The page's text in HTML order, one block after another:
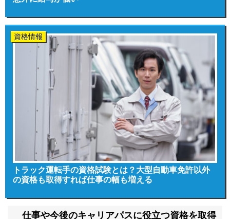
資格情報
トラック運転手の資格試験とは？大型自動車免許以外
の資格も取得すれば仕事の幅も増える
仕事や今後のキャリアパスに役立つ資格を取得